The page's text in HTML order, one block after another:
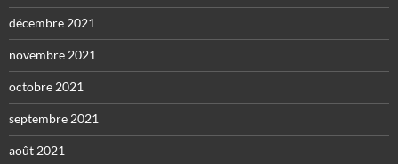
décembre 2021
novembre 2021
octobre 2021
septembre 2021
août 2021